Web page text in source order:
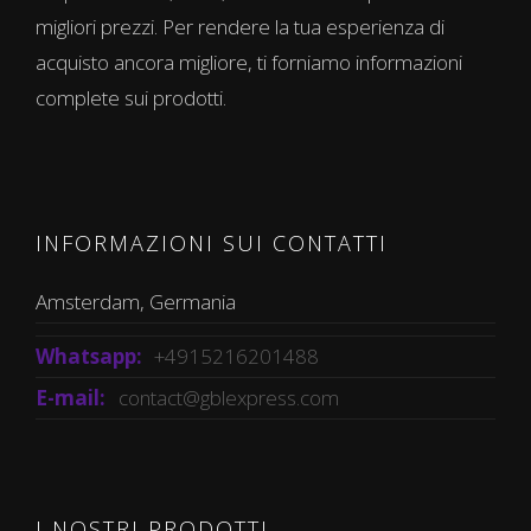
migliori prezzi. Per rendere la tua esperienza di
acquisto ancora migliore, ti forniamo informazioni
complete sui prodotti.
INFORMAZIONI SUI CONTATTI
Amsterdam, Germania
Whatsapp: +4915216201488
E-mail: contact@gblexpress.com